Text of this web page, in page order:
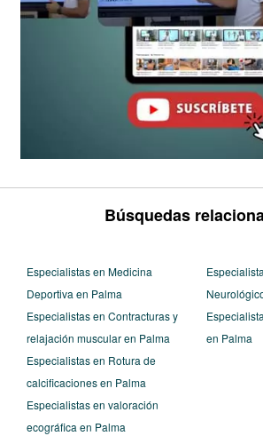
Búsquedas
Especialistas en Medicina
Deportiva en Palma
Especialistas en Contracturas y
relajación muscular en Palma
Especialistas en Rotura de
calcificaciones en Palma
Especialistas en valoración
ecográfica en Palma
en Palma